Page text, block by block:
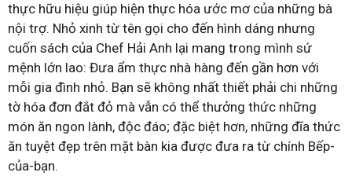
thực hữu hiệu giúp hiện thực hóa ước mơ của những bà
nội trợ. Nhỏ xinh từ tên gọi cho đến hình dáng nhưng
cuốn sách của Chef Hải Anh lại mang trong mình sứ
mệnh lớn lao: Đưa ẩm thực nhà hàng đến gần hơn với
mỗi gia đình nhỏ. Bạn sẽ không nhất thiết phải chi những
tờ hóa đơn đắt đỏ mà vẫn có thể thưởng thức những
món ăn ngon lành, độc đáo; đặc biệt hơn, những đĩa thức
ăn tuyệt đẹp trên mặt bàn kia được đưa ra từ chính Bếp-
của-bạn.